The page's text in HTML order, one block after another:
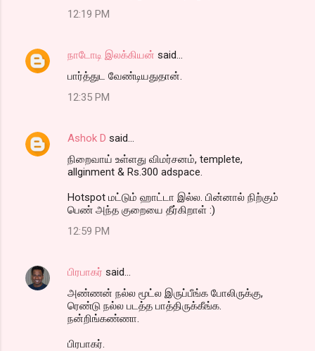
12:19 PM
நாடோடி இலக்கியன் said…
பார்த்துட வேண்டியதுதான்.
12:35 PM
Ashok D said…
நிறைவாய் உள்ளது விமர்சனம், templete,
allginment & Rs.300 adspace.
Hotspot மட்டும் ஹாட்டா இல்ல. பின்னால் நிற்கும்
பெண் அந்த குறையை தீர்கிறாள் :)
12:59 PM
பிரபாகர் said…
அண்ணன் நல்ல மூட்ல இருப்பீங்க போலிருக்கு,
ரெண்டு நல்ல படத்த பாத்திருக்கீங்க.
நன்றிங்கண்ணா.
பிரபாகர்.